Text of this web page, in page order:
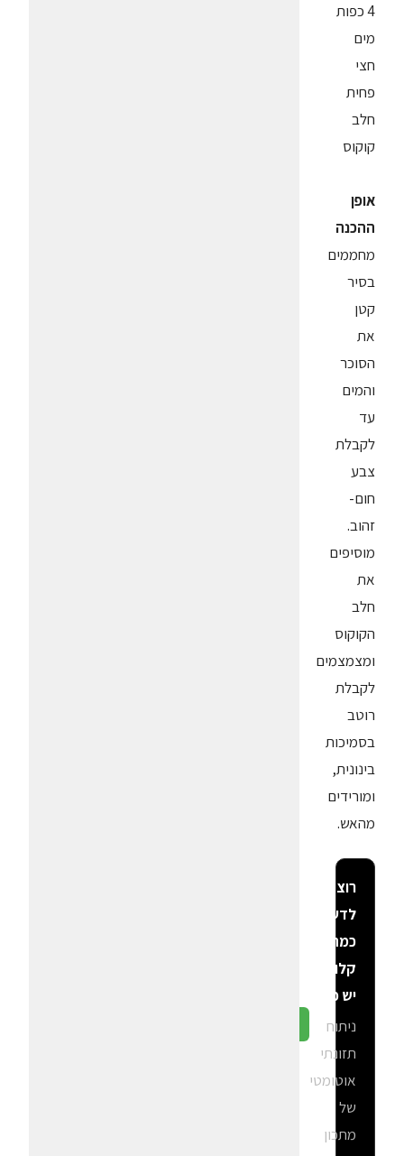
4 כפות
מים
חצי
פחית
חלב
קוקוס
אופן
ההכנה
מחממים
בסיר
קטן
את
הסוכר
והמים
עד
לקבלת
צבע
חום-
זהוב.
מוסיפים
את
חלב
הקוקוס
ומצמצמים
לקבלת
רוטב
בסמיכות
בינונית,
ומורידים
מהאש.
רוצה
לדעת
כמה
קלוריות
יש פה?
ניתוח
תזונתי
אוטומטי
של
מתכון